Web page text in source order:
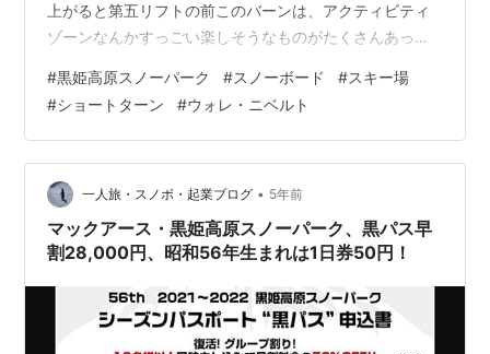
上がると第五リフトの前このバーンは、アクティビティ
ゾーンなんかすっごい楽しそうなものがたくさんあった
上級20％中級35％初級45％山頂1,200m山麓770m高低
差420m 雪がちらついているのは風花です。 今回の夫の
滑りのテーマは「エッジに乗らされるな」です。そして
今日の板はSALOMON First Callテーパードツイン、ロッ
クアウトキャンバーウォレ・ニベルトのプロデュースモ
デル見…
#黒姫高原スノーパーク #スノーボード #スキー場
#ショートターン #ウォレ・ニベルト
一人旅・スノボ・起業ブログ • 5年前
マックアース・黒姫高原スノーパーク、黒パス早
割28,000円、昭和56年生まれは1日券50円！